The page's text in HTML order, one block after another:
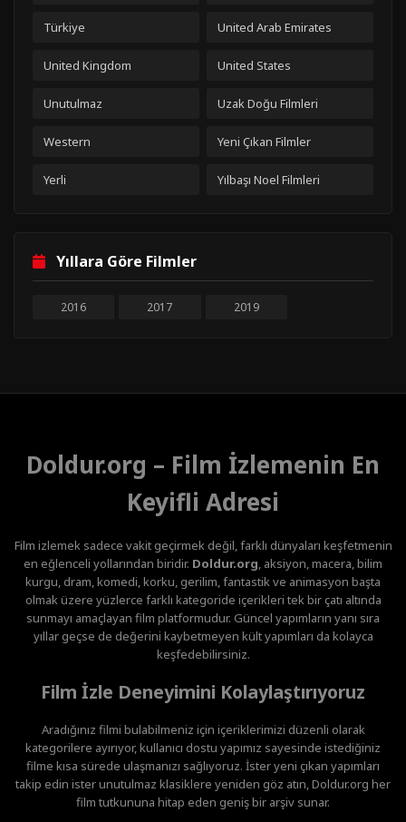
Türkiye United Arab Emirates
United Kingdom United States
Unutulmaz Uzak Doğu Filmleri
Western Yeni Çıkan Filmler
Yerli Yılbaşı Noel Filmleri
Yıllara Göre Filmler
2016 2017 2019
Doldur.org – Film İzlemenin En
Keyifli Adresi
Film izlemek sadece vakit geçirmek değil, farklı dünyaları keşfetmenin
en eğlenceli yollarından biridir. Doldur.org, aksiyon, macera, bilim
kurgu, dram, komedi, korku, gerilim, fantastik ve animasyon başta
olmak üzere yüzlerce farklı kategoride içerikleri tek bir çatı altında
sunmayı amaçlayan film platformudur. Güncel yapımların yanı sıra
yıllar geçse de değerini kaybetmeyen kült yapımları da kolayca
keşfedebilirsiniz.
Film İzle Deneyimini Kolaylaştırıyoruz
Aradığınız filmi bulabilmeniz için içeriklerimizi düzenli olarak
kategorilere ayırıyor, kullanıcı dostu yapımız sayesinde istediğiniz
filme kısa sürede ulaşmanızı sağlıyoruz. İster yeni çıkan yapımları
takip edin ister unutulmaz klasiklere yeniden göz atın, Doldur.org her
film tutkununa hitap eden geniş bir arşiv sunar.